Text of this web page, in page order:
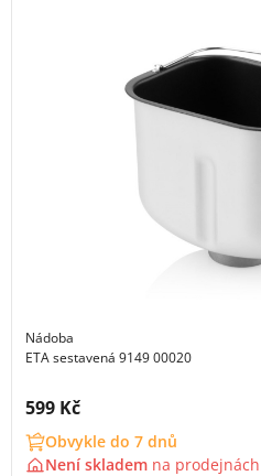
Nádoba
ETA sestavená 9149 00020
Cena s DPH:
599 Kč
Obvykle do 7 dnů
Není skladem na prodejnách